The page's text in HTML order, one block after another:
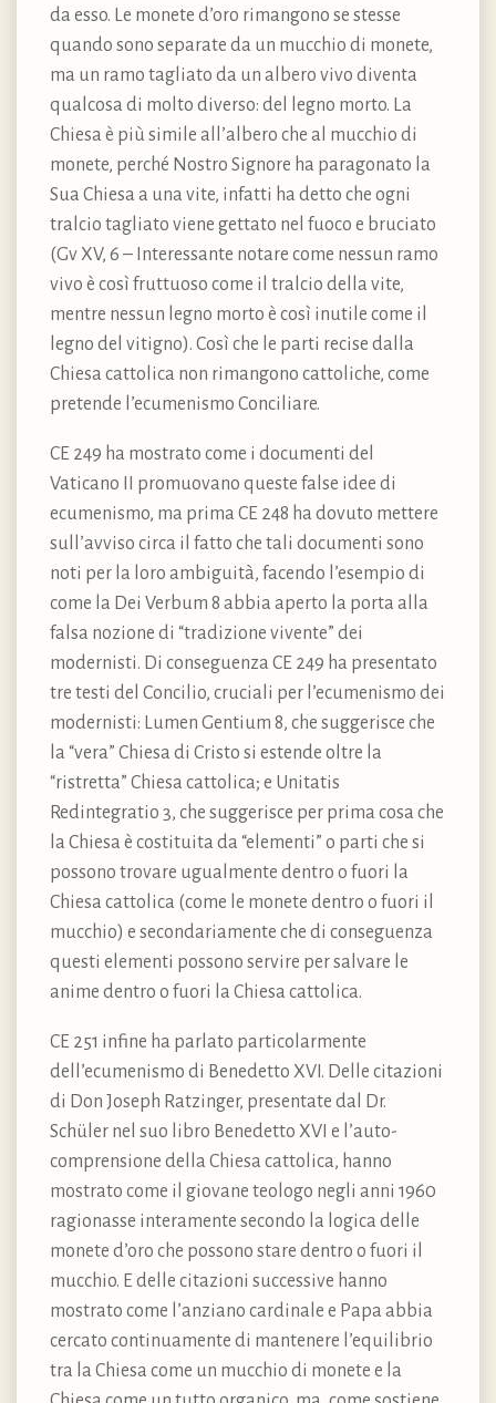
da esso. Le monete d’oro rimangono se stesse
quando sono separate da un mucchio di monete,
ma un ramo tagliato da un albero vivo diventa
qualcosa di molto diverso: del legno morto. La
Chiesa è più simile all’albero che al mucchio di
monete, perché Nostro Signore ha paragonato la
Sua Chiesa a una vite, infatti ha detto che ogni
tralcio tagliato viene gettato nel fuoco e bruciato
(Gv XV, 6 – Interessante notare come nessun ramo
vivo è così fruttuoso come il tralcio della vite,
mentre nessun legno morto è così inutile come il
legno del vitigno). Così che le parti recise dalla
Chiesa cattolica non rimangono cattoliche, come
pretende l’ecumenismo Conciliare.
CE 249 ha mostrato come i documenti del
Vaticano II promuovano queste false idee di
ecumenismo, ma prima CE 248 ha dovuto mettere
sull’avviso circa il fatto che tali documenti sono
noti per la loro ambiguità, facendo l’esempio di
come la Dei Verbum 8 abbia aperto la porta alla
falsa nozione di “tradizione vivente” dei
modernisti. Di conseguenza CE 249 ha presentato
tre testi del Concilio, cruciali per l’ecumenismo dei
modernisti: Lumen Gentium 8, che suggerisce che
la “vera” Chiesa di Cristo si estende oltre la
“ristretta” Chiesa cattolica; e Unitatis
Redintegratio 3, che suggerisce per prima cosa che
la Chiesa è costituita da “elementi” o parti che si
possono trovare ugualmente dentro o fuori la
Chiesa cattolica (come le monete dentro o fuori il
mucchio) e secondariamente che di conseguenza
questi elementi possono servire per salvare le
anime dentro o fuori la Chiesa cattolica.
CE 251 infine ha parlato particolarmente
dell’ecumenismo di Benedetto XVI. Delle citazioni
di Don Joseph Ratzinger, presentate dal Dr.
Schüler nel suo libro Benedetto XVI e l’auto-
comprensione della Chiesa cattolica, hanno
mostrato come il giovane teologo negli anni 1960
ragionasse interamente secondo la logica delle
monete d’oro che possono stare dentro o fuori il
mucchio. E delle citazioni successive hanno
mostrato come l’anziano cardinale e Papa abbia
cercato continuamente di mantenere l’equilibrio
tra la Chiesa come un mucchio di monete e la